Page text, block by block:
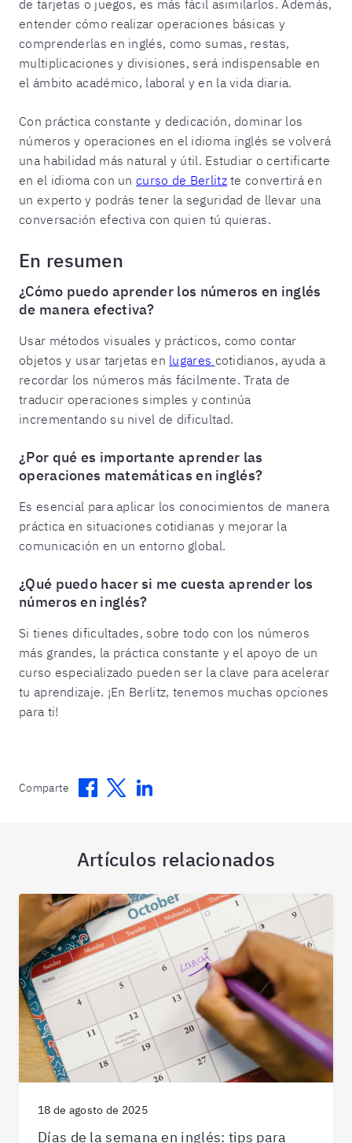
de tarjetas o juegos, es más fácil asimilarlos. Además,
entender cómo realizar operaciones básicas y
comprenderlas en inglés, como sumas, restas,
multiplicaciones y divisiones, será indispensable en
el ámbito académico, laboral y en la vida diaria.
Con práctica constante y dedicación, dominar los
números y operaciones en el idioma inglés se volverá
una habilidad más natural y útil. Estudiar o certificarte
en el idioma con uncurso de Berlitzte convertirá en
un experto y podrás tener la seguridad de llevar una
conversación efectiva con quien tú quieras.
En resumen
¿Cómo puedo aprender los números en inglés
de manera efectiva?
Usar métodos visuales y prácticos, como contar
objetos y usar tarjetas en lugares cotidianos, ayuda a
recordar los números más fácilmente. Trata de
traducir operaciones simples y continúa
incrementando su nivel de dificultad.
¿Por qué es importante aprender las
operaciones matemáticas en inglés?
Es esencial para aplicar los conocimientos de manera
práctica en situaciones cotidianas y mejorar la
comunicación en un entorno global.
¿Qué puedo hacer si me cuesta aprender los
números en inglés?
Si tienes dificultades, sobre todo con los números
más grandes, la práctica constante y el apoyo de un
curso especializado pueden ser la clave para acelerar
tu aprendizaje. ¡En Berlitz, tenemos muchas opciones
para ti!
Comparte Facebook
TwitterLinkedin
Artículos relacionados
18 de agosto de 2025
Días de la semana en inglés: tips para